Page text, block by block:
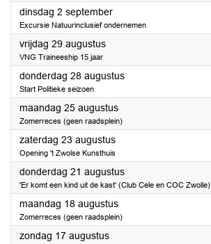
dinsdag 2 september2025
Excursie Natuurinclusief ondernemen
vrijdag 29 augustus2025
VNG Traineeship 15 jaar
donderdag 28 augustus2025
Start Politieke seizoen
maandag 25 augustus2025
Zomerreces (geen raadsplein)
zaterdag 23 augustus2025
Opening 't Zwolse Kunsthuis
donderdag 21 augustus2025
'Er komt een kind uit de kast' (Club Cele en COC Zwolle)
maandag 18 augustus2025
Zomerreces (geen raadsplein)
zondag 17 augustus2025